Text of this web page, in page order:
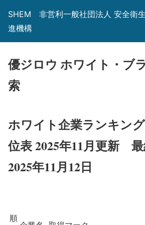
SHEM 非営利一般社団法人 安全衛
進機構
優ジロウ ホワイト・ブ
索
ホワイト企業ランキン
位表 2025年11月更新 最
2025年11月12日
順